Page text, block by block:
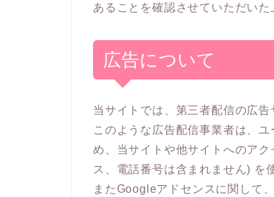
あることを確認させていただい
広告について
当サイトでは、第三者配信の広
このような広告配信事業者は、
め、当サイトや他サイトへのア
ス、電話番号は含まれません) を
またGoogleアドセンスに関して